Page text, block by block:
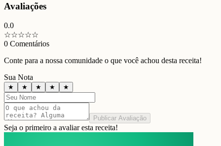
Avaliações
0.0
☆☆☆☆☆
0 Comentários
Conte para a nossa comunidade o que você achou desta receita!
Sua Nota
★ ★ ★ ★ ★
Publicar Avaliação
Seja o primeiro a avaliar esta receita!